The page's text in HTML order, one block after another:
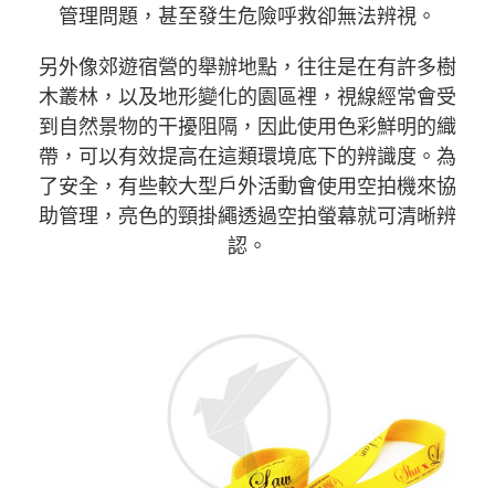
管理問題，甚至發生危險呼救卻無法辨視。
另外像郊遊宿營的舉辦地點，往往是在有許多樹
木叢林，以及地形變化的園區裡，視線經常會受
到自然景物的干擾阻隔，因此使用色彩鮮明的織
帶，可以有效提高在這類環境底下的辨識度。為
了安全，有些較大型戶外活動會使用空拍機來協
助管理，亮色的頸掛繩透過空拍螢幕就可清晰辨
認。